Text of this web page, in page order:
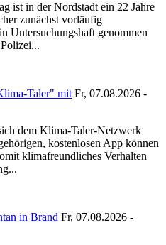
ist in der Nordstadt ein 22 Jahre
zunächst vorläufig
Untersuchungshaft genommen
Taler" mit Fr, 07.08.2026 -
dem Klima-Taler-Netzwerk
kostenlosen App können
klimafreundliches Verhalten
in Brand Fr, 07.08.2026 -